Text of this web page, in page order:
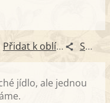
Přidat k oblíbeným Sdílet
jídlo, ale jednou